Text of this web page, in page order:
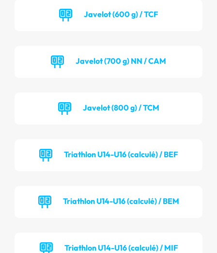
Javelot (600 g) / TCF
Javelot (700 g) NN / CAM
Javelot (800 g) / TCM
Triathlon U14-U16 (calculé) / BEF
Triathlon U14-U16 (calculé) / BEM
Triathlon U14-U16 (calculé) / MIF